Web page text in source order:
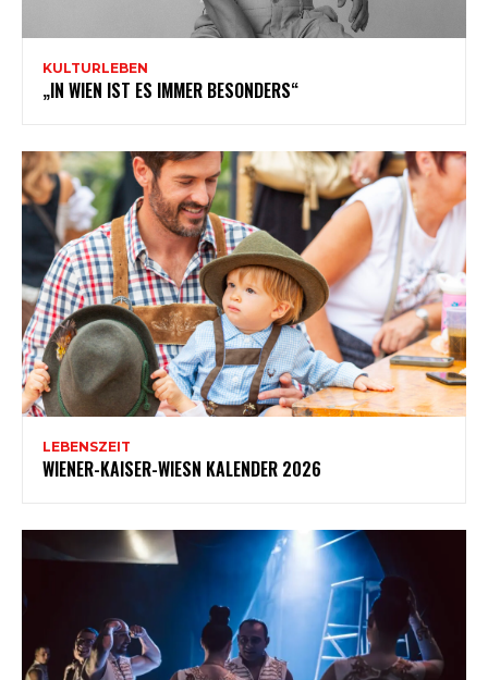
KULTURLEBEN
„IN WIEN IST ES IMMER BESONDERS“
LEBENSZEIT
WIENER-KAISER-WIESN KALENDER 2026